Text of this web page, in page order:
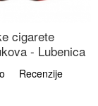
cigarete
- Lubenica
Ljetni
Recenzije